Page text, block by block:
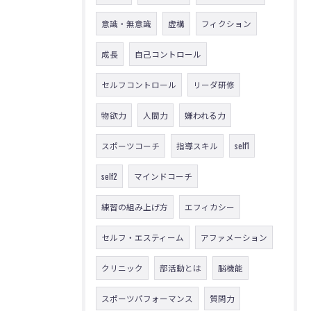
意識・無意識 虚構 フィクション
成長 自己コントロール
セルフコントロール リーダ研修
物欲力 人間力 嫌われる力
スポーツコーチ 指導スキル self1
self2 マインドコーチ
練習の組み上げ方 エフィカシー
セルフ・エスティーム アファメーション
クリニック 部活動とは 脳機能
スポーツパフォーマンス 質問力